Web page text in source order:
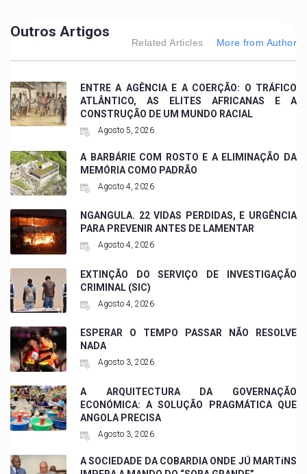
Outros Artigos
Related Articles More from Author
ENTRE A AGÊNCIA E A COERÇÃO: O TRÁFICO
ATLÂNTICO, AS ELITES AFRICANAS E A
CONSTRUÇÃO DE UM MUNDO RACIAL
Agosto 5, 2026
A BARBÁRIE COM ROSTO E A ELIMINAÇÃO DA
MEMÓRIA COMO PADRÃO
Agosto 4, 2026
NGANGULA. 22 VIDAS PERDIDAS, E URGÊNCIA
PARA PREVENIR ANTES DE LAMENTAR
Agosto 4, 2026
EXTINÇÃO DO SERVIÇO DE INVESTIGAÇÃO
CRIMINAL (SIC)
Agosto 4, 2026
ESPERAR O TEMPO PASSAR NÃO RESOLVE
NADA
Agosto 3, 2026
A ARQUITECTURA DA GOVERNAÇÃO
ECONÓMICA: A SOLUÇÃO PRAGMÁTICA QUE
ANGOLA PRECISA
Agosto 3, 2026
A SOCIEDADE DA COBARDIA ONDE JÚ MARTiNS